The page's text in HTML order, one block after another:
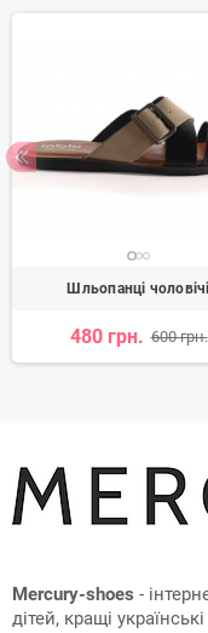
Шльопанці чоловічі
480 грн. 600 грн.
Mercury-shoes -
дітей, кращі